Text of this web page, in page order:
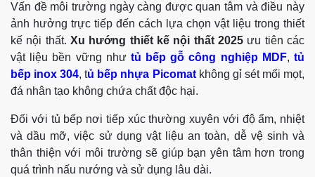
Vấn đề môi trường ngày càng được quan tâm và điều này
ảnh hưởng trực tiếp đến cách lựa chọn vật liệu trong thiết
kế nội thất. Xu hướng thiết kế nội thất 2025 ưu tiên các
vật liệu bền vững như tủ bếp gỗ công nghiệp MDF,tủ
bếp inox 304, tủ bếp nhựa Picomatkhông gỉ sét mối mọt,
đá nhân tạo không chứa chất độc hại.
Đối với tủ bếp nơi tiếp xúc thường xuyên với độ ẩm, nhiệt
và dầu mỡ, việc sử dụng vật liệu an toàn, dễ vệ sinh và
thân thiện với môi trường sẽ giúp bạn yên tâm hơn trong
quá trình nấu nướng và sử dụng lâu dài.